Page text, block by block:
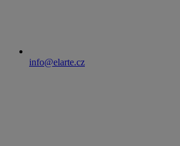
info@elarte.cz